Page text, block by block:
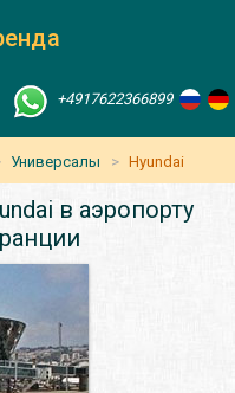
+4917622366899
Универсалы Hyundai
в аэропорту